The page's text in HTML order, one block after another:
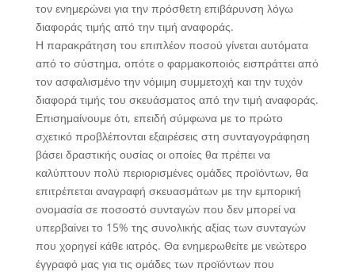
τον ενημερώνει για την πρόσθετη επιβάρυνση λόγω
διαφοράς τιμής από την τιμή αναφοράς.
Η παρακράτηση του επιπλέον ποσού γίνεται αυτόματα
από το σύστημα, οπότε ο φαρμακοποιός εισπράττει από
τον ασφαλισμένο την νόμιμη συμμετοχή και την τυχόν
διαφορά τιμής του σκευάσματος από την τιμή αναφοράς.
Επισημαίνουμε ότι, επειδή σύμφωνα με το πρώτο
σχετικό προβλέπονται εξαιρέσεις στη συνταγογράφηση
βάσει δραστικής ουσίας οι οποίες θα πρέπει να
καλύπτουν πολύ περιορισμένες ομάδες προϊόντων, θα
επιτρέπεται αναγραφή σκευασμάτων με την εμπορική
ονομασία σε ποσοστό συνταγών που δεν μπορεί να
υπερβαίνει το 15% της συνολικής αξίας των συνταγών
που χορηγεί κάθε ιατρός. Θα ενημερωθείτε με νεώτερο
έγγραφό μας για τις ομάδες των προϊόντων που